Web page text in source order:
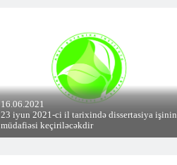
16.06.2021
23 iyun 2021-ci il tarixində dissertasiya işinin
müdafiəsi keçiriləcəkdir